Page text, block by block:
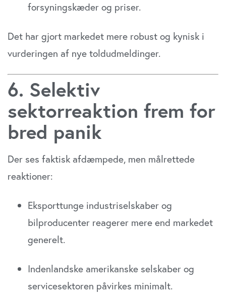
forsyningskæder og priser.
Det har gjort markedet mere robust og kynisk i
vurderingen af nye toldudmeldinger.
6. Selektiv
sektorreaktion frem for
bred panik
Der ses faktisk afdæmpede, men målrettede
reaktioner:
Eksporttunge industriselskaber og
bilproducenter reagerer mere end markedet
generelt.
Indenlandske amerikanske selskaber og
servicesektoren påvirkes minimalt.